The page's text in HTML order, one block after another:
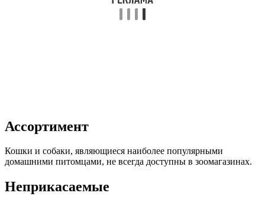
Ассортимент
Кошки и собаки, являющиеся наиболее популярными
домашними питомцами, не всегда доступны в зоомагазинах.
Неприкасаемые